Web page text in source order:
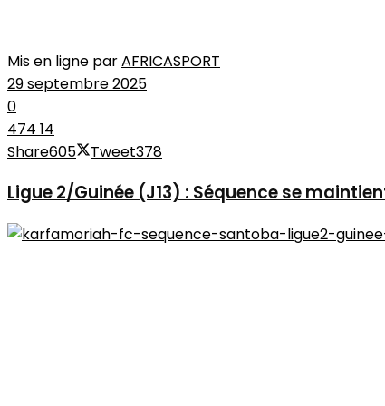
Mis en ligne parAFRICASPORT
29 septembre 2025
0
474 14
Share605 Tweet378
Ligue 2/Guinée (J13) : Séquence se